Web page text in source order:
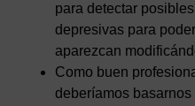
para detectar
depresivas para
aparezcan
Como buen
deberíamos